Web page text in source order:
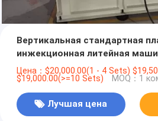
Вертикальная стандартная
инжекционная литейная
электрической розетки
Цена：$20,000.00(1 - 4 Sets)
$19,000.00(>=10 Sets) MOQ：1
Лучшая цена